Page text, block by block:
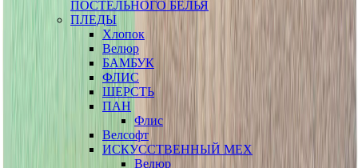
ПОСТЕЛЬНОГО БЕЛЬЯ
ПЛЕДЫ
Хлопок
Велюр
БАМБУК
ФЛИС
ШЕРСТЬ
ПАН
Флис
Велсофт
ИСКУССТВЕННЫЙ МЕХ
Велюр